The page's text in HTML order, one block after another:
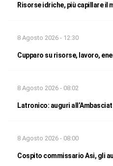
Risorse idriche, più capillare il
8 Agosto 2026 - 12:30
Cupparo su risorse, lavoro,
8 Agosto 2026 - 08:02
Latronico: auguri
8 Agosto 2026 - 08:00
Cospito commissario Asi, gli